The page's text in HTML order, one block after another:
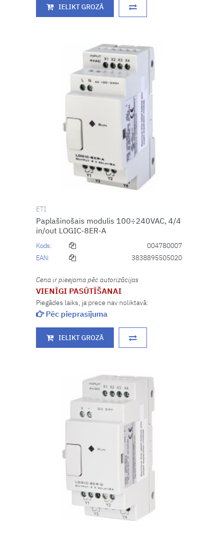
IELIKT GROZĀ
ETI
Paplašinošais modulis 100÷240VAC, 4/4
in/out LOGIC-8ER-A
Kods:
004780007
EAN:
3838895505020
Cena ir pieejama pēc autorizācijas
VIENĪGI PASŪTĪŠANAI
Piegādes laiks, ja prece nav noliktavā:
Pēc pieprasījuma
IELIKT GROZĀ